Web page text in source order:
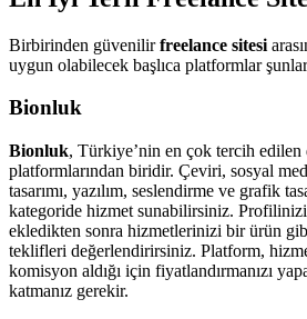
Birbirinden güvenilirfreelance sitesi
uygun olabilecek başlıca platformlar
Bionluk
Bionluk, Türkiye’nin en çok tercih
platformlarından biridir. Çeviri, sosyal
tasarımı, yazılım, seslendirme ve grafik
kategoride hizmet sunabilirsiniz. Profilinizi
ekledikten sonra hizmetlerinizi bir ürün
teklifleri değerlendirirsiniz. Platform,
komisyon aldığı için fiyatlandırmanızı
katmanız gerekir.